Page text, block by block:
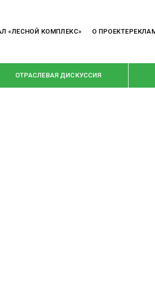
«ЛЕСНОЙ КОМПЛЕКС» О ПРОЕКТЕ
ОТРАСЛЕВАЯ ДИСКУССИЯ